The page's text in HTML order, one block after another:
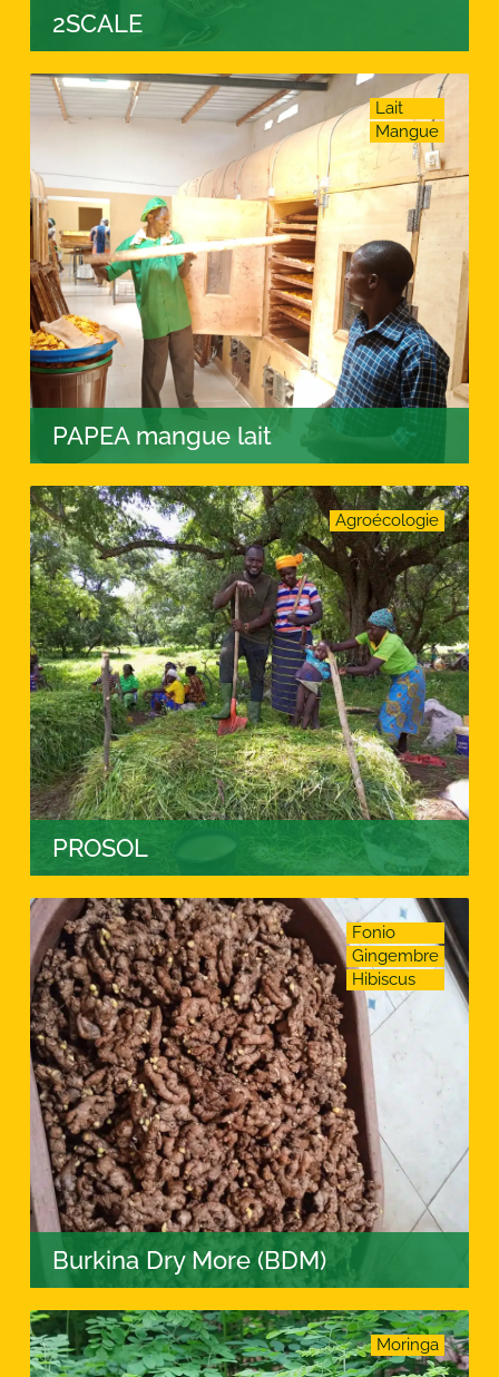
2SCALE
Lait
Mangue
PAPEA mangue lait
Agroécologie
PROSOL
Fonio
Gingembre
Hibiscus
Burkina Dry More (BDM)
Moringa